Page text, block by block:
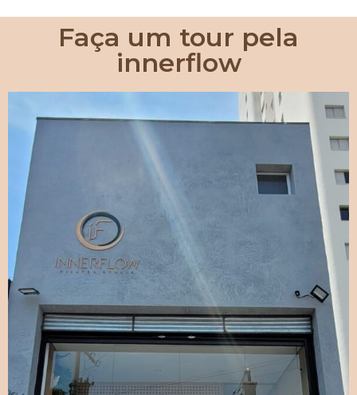
Faça um tour pela
innerflow